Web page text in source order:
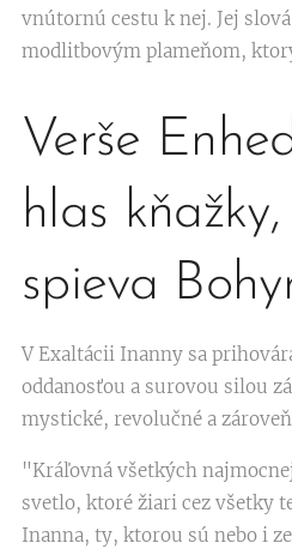
vnútornú cestu k nej. Jej
modlitbovým plameňom,
Verše
hlas
spieva
V Exaltácii Inanny sa
oddanosťou a surovou silou
mystické, revolučné a
"Kráľovná všetkých
svetlo, ktoré žiari cez všetky
Inanna, ty, ktorou sú nebo i